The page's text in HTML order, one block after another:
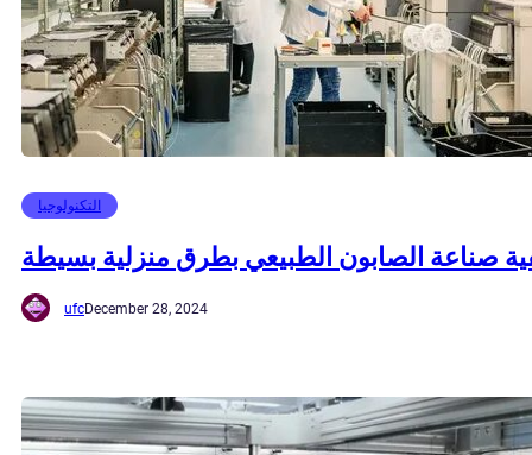
التكنولوجيا
صناعة الصابون الطبيعي بطرق منزلية بسيطة
ufcDecember 28, 2024